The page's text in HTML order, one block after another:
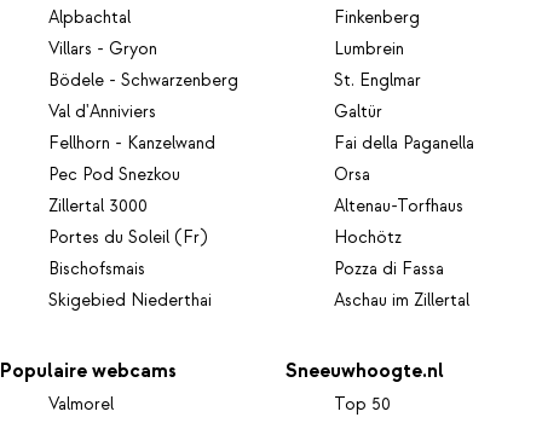
Alpbachtal
Villars - Gryon
Bödele - Schwarzenberg
Val d'Anniviers
Fellhorn - Kanzelwand
Pec Pod Snezkou
Zillertal 3000
Portes du Soleil (Fr)
Bischofsmais
Skigebied Niederthai
Finkenberg
Lumbrein
St. Englmar
Galtür
Fai della Paganella
Orsa
Altenau-Torfhaus
Hochötz
Pozza di Fassa
Aschau im Zillertal
Populaire webcams
Valmorel
Sneeuwhoogte.nl
Top 50